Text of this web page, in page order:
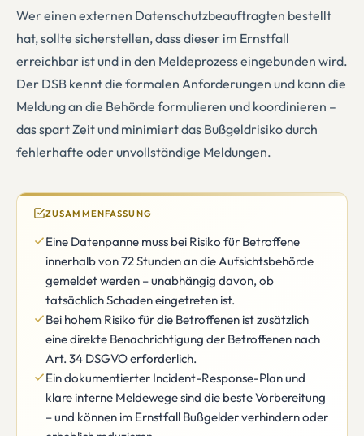
Wer einen externen Datenschutzbeauftragten bestellt
hat, sollte sicherstellen, dass dieser im Ernstfall
erreichbar ist und in den Meldeprozess eingebunden wird.
Der DSB kennt die formalen Anforderungen und kann die
Meldung an die Behörde formulieren und koordinieren –
das spart Zeit und minimiert das Bußgeldrisiko durch
fehlerhafte oder unvollständige Meldungen.
ZUSAMMENFASSUNG
Eine Datenpanne muss bei Risiko für Betroffene
innerhalb von 72 Stunden an die Aufsichtsbehörde
gemeldet werden – unabhängig davon, ob
tatsächlich Schaden eingetreten ist.
Bei hohem Risiko für die Betroffenen ist zusätzlich
eine direkte Benachrichtigung der Betroffenen nach
Art. 34 DSGVO erforderlich.
Ein dokumentierter Incident-Response-Plan und
klare interne Meldewege sind die beste Vorbereitung
– und können im Ernstfall Bußgelder verhindern oder